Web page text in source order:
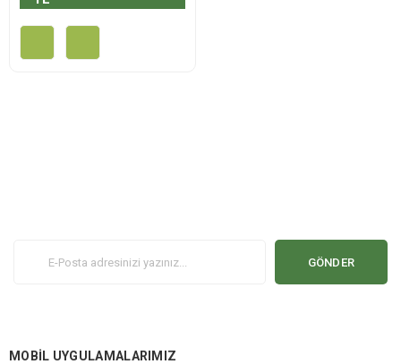
GÖNDER
MOBİL UYGULAMALARIMIZ